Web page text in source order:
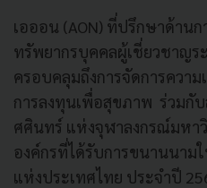
เอออน (AON) ที่ปรึกษาด้าน
ทรัพยากรบุคคลผู้เชี่ยวชาญร
ครอบคลุมถึงการจัดการความ
การลงทุนเพื่อสุขภาพ ร่วมกั
ศศินทร์ แห่งจุฬาลงกรณ์มหา
องค์กรที่ได้รับการขนานนาม
แห่งประเทศไทย ประจำปี